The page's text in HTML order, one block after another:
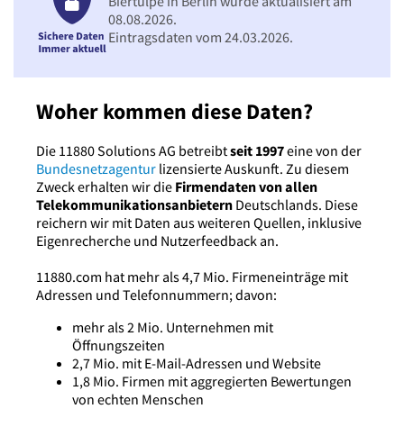
Woher kommen diese Daten?
Die 11880 Solutions AG betreibtseit 1997eine von der
Bundesnetzagentur lizensierte Auskunft. Zu diesem
Zweck erhalten wir die Firmendaten von allen
Telekommunikationsanbietern Deutschlands. Diese
reichern wir mit Daten aus weiteren Quellen, inklusive
Eigenrecherche und Nutzerfeedback an.
11880.com hat mehr als 4,7 Mio. Firmeneinträge mit
Adressen und Telefonnummern; davon:
mehr als 2 Mio. Unternehmen mit
Öffnungszeiten
2,7 Mio. mit E-Mail-Adressen und Website
1,8 Mio. Firmen mit aggregierten Bewertungen
von echten Menschen
08.08.2026.
Eintragsdaten vom 24.03.2026.